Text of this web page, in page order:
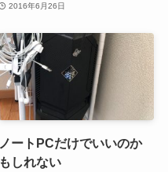
2016年6月26日
ノートPCだけでいいのか
もしれない